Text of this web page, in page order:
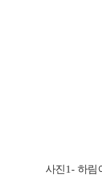
사진1- 하림